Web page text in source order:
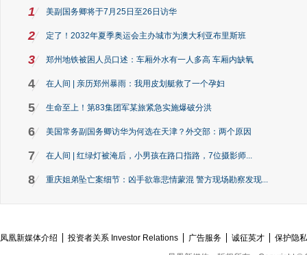
1 美副国务卿将于7月25日至26日访华
2 定了！2032年夏季奥运会主办城市为澳大利亚布里斯班
3 郑州地铁被困人员口述：车厢外水有一人多高 车厢内缺氧
4 在人间 | 亲历郑州暴雨：我用皮划艇救了一个孕妇
5 生命至上！第83集团军某旅紧急实施爆破分洪
6 美国常务副国务卿访华为何选在天津？外交部：两个原因
7 在人间 | 红绿灯被淹后，小男孩在路口指路，7位摄影师...
8 重庆姐弟坠亡案细节：凶手欲靠悲情蒙混 警方现场勘察发现...
凤凰新媒体介绍 投资者关系 Investor Relations 广告服务 诚征英才
保护隐